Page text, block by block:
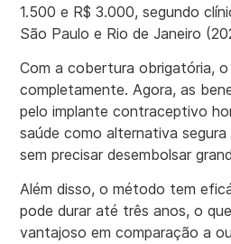
1.500 e R$ 3.000, segundo
São Paulo e Rio de Janeiro
Com a cobertura obrigatória, o
completamente. Agora, as
pelo implante contraceptivo
saúde como alternativa
sem precisar desembolsar
Além disso, o método tem
pode durar até três anos, o
vantajoso em comparação a